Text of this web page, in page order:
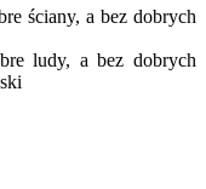
ściany, a bez dobrych
ludy, a bez dobrych